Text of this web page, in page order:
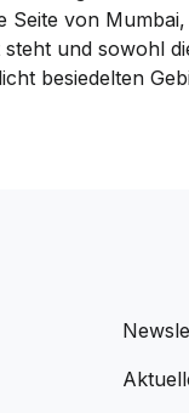
Seite von
und sowohl
besiedelten